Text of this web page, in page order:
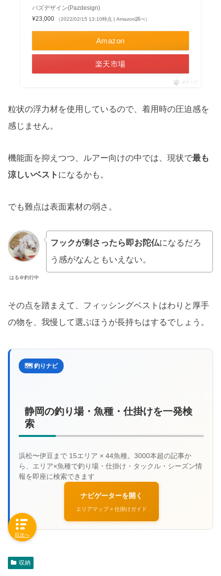
パズデザイン(Pazdesign)
¥23,000
（2022/02/15 13:10時点 | Amazon調べ）
Amazon
楽天市場
ポチップ
粒状の浮力材を使用しているので、着用時の圧迫感を
感じません。
機能面を抑えつつ、ルアー向けの中では、現状で最も
涼しいベスト になるかも。
でも難点は表面素材の弱さ。
はる＠釣行中
フックが刺さったら即お陀仏になるだろ
う感がなんともいえない。
その点を踏まえて、フィッシングベストはわりと厚手
の物を、我慢して選ぶほうが長持ちはするでしょう。
🗺️ 釣りナビ
静岡の釣り場・魚種・仕掛けを一発検
索
ナビゲーターを開く
エリアマップ × 仕掛けガイド
収納
目次へ